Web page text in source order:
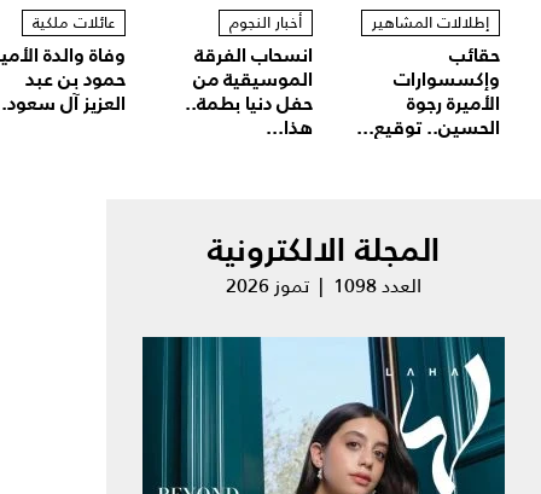
إطلالات المشاهير
حقائب
وإكسسوارات
الأميرة رجوة
الحسين.. توقيع...
أخبار النجوم
انسحاب الفرقة
الموسيقية من
حفل دنيا بطمة..
هذا...
عائلات ملكية
وفاة والدة
حمود بن عبد
العزيز آل
المجلة الالكترونية
العدد 1098 | تموز 2026